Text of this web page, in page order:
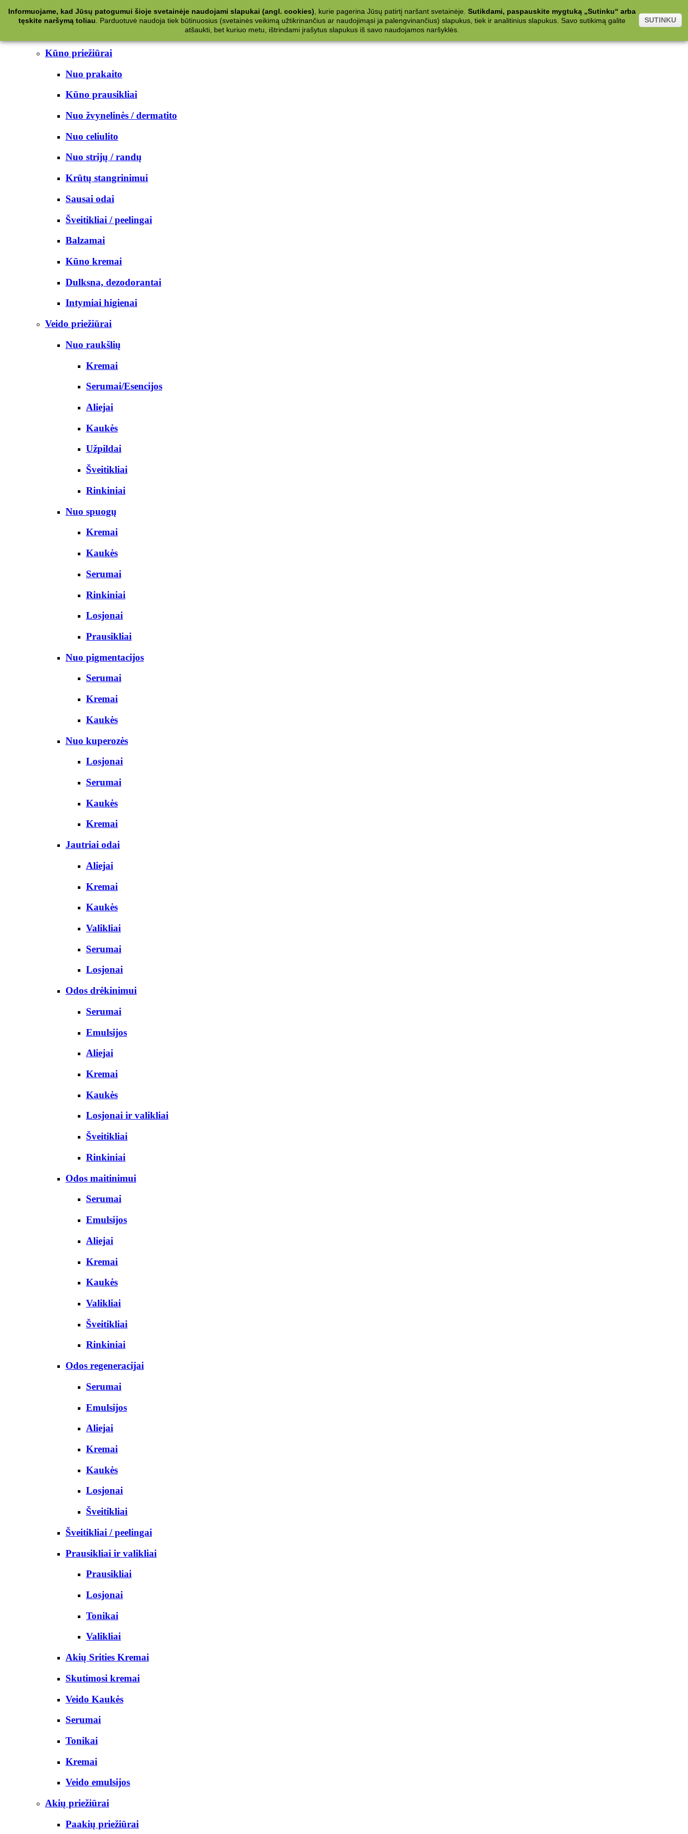
Kategorijos
Kūno priežiūrai
Nuo prakaito
Kūno prausikliai
Nuo žvynelinės / dermatito
Nuo celiulito
Nuo strijų / randų
Krūtų stangrinimui
Sausai odai
Šveitikliai / peelingai
Balzamai
Kūno kremai
Dulksna, dezodorantai
Intymiai higienai
Veido priežiūrai
Nuo raukšlių
Kremai
Serumai/Esencijos
Aliejai
Kaukės
Užpildai
Šveitikliai
Rinkiniai
Nuo spuogų
Kremai
Kaukės
Serumai
Rinkiniai
Losjonai
Prausikliai
Nuo pigmentacijos
Serumai
Kremai
Kaukės
Nuo kuperozės
Losjonai
Serumai
Kaukės
Kremai
Jautriai odai
Aliejai
Kremai
Kaukės
Valikliai
Serumai
Losjonai
Odos drėkinimui
Serumai
Emulsijos
Aliejai
Kremai
Kaukės
Losjonai ir valikliai
Šveitikliai
Rinkiniai
Odos maitinimui
Serumai
Emulsijos
Aliejai
Kremai
Kaukės
Valikliai
Šveitikliai
Rinkiniai
Odos regeneracijai
Serumai
Emulsijos
Aliejai
Kremai
Kaukės
Losjonai
Šveitikliai
Šveitikliai / peelingai
Prausikliai ir valikliai
Prausikliai
Losjonai
Tonikai
Valikliai
Akių Srities Kremai
Skutimosi kremai
Veido Kaukės
Serumai
Tonikai
Kremai
Veido emulsijos
Akių priežiūrai
Paakių priežiūrai
Informuojame, kad Jūsų patogumui šioje svetainėje naudojami slapukai (angl. cookies) , kurie pagerina Jūsų patirtį naršant svetainėje. Sutikdami, paspauskite mygtuką „Sutinku“ arba
tęskite naršymą toliau
Parduotuvė naudoja tiek būtinuosius (svetainės veikimą užtikrinančius ar naudojimąsi ja palengvinančius) slapukus, tiek ir analitinius slapukus. Savo sutikimą galite
atšaukti, bet kuriuo metu, ištrindami įrašytus slapukus iš savo naudojamos naršyklės.
SUTINKU